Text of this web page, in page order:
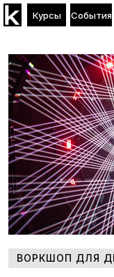
Курсы События
ВОРКШОП ДЛЯ